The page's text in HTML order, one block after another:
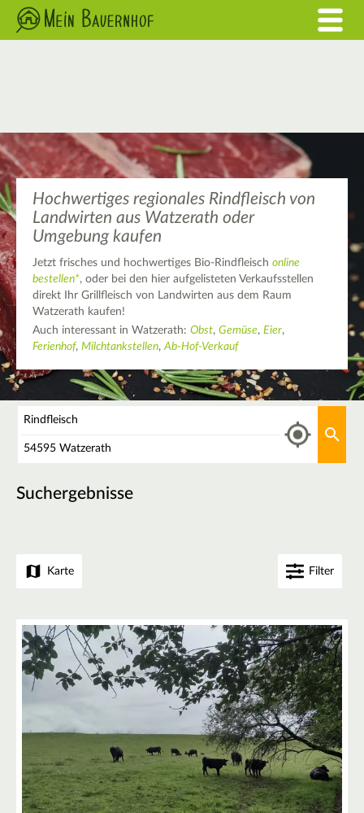
Hochwertiges regionales Rindfleisch von
Landwirten aus Watzerath oder
Umgebung kaufen
Jetzt frisches und hochwertiges Bio-Rindfleisch online
bestellen*, oder bei den hier aufgelisteten Verkaufsstellen
direkt Ihr Grillfleisch von Landwirten aus dem Raum
Watzerath kaufen!
Auch interessant in Watzerath: Obst, Gemüse, Eier,
Ferienhof, Milchtankstellen,Ab-Hof-Verkauf
Suchergebnisse
Karte Filter
+
−